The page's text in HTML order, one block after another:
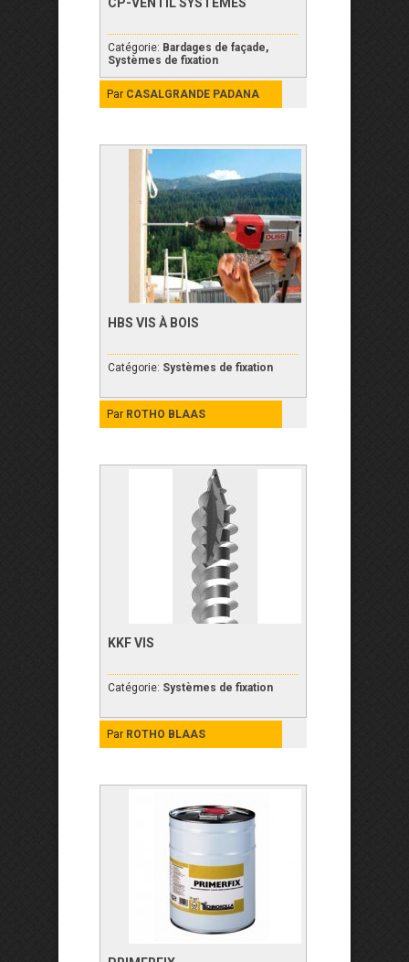
Catégorie: Bardages de façade,
Systèmes de fixation
Par CASALGRANDE PADANA
HBS VIS À BOIS
Catégorie: Systèmes de fixation
Par ROTHO BLAAS
KKF VIS
Catégorie: Systèmes de fixation
Par ROTHO BLAAS